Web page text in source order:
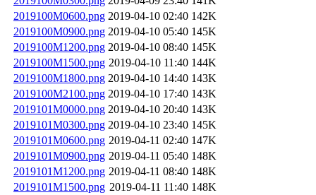
2019100M0600.png 2019-04-10 02:40 142K
2019100M0900.png 2019-04-10 05:40 145K
2019100M1200.png 2019-04-10 08:40 145K
2019100M1500.png 2019-04-10 11:40 144K
2019100M1800.png 2019-04-10 14:40 143K
2019100M2100.png 2019-04-10 17:40 143K
2019101M0000.png 2019-04-10 20:40 143K
2019101M0300.png 2019-04-10 23:40 145K
2019101M0600.png 2019-04-11 02:40 147K
2019101M0900.png 2019-04-11 05:40 148K
2019101M1200.png 2019-04-11 08:40 148K
2019101M1500.png 2019-04-11 11:40 148K